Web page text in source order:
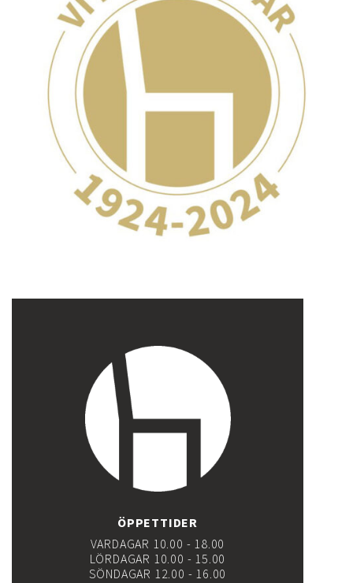
ÖPPETTIDER
VARDAGAR 10.00 - 18.00
LÖRDAGAR 10.00 - 15.00
SÖNDAGAR 12.00 - 16.00